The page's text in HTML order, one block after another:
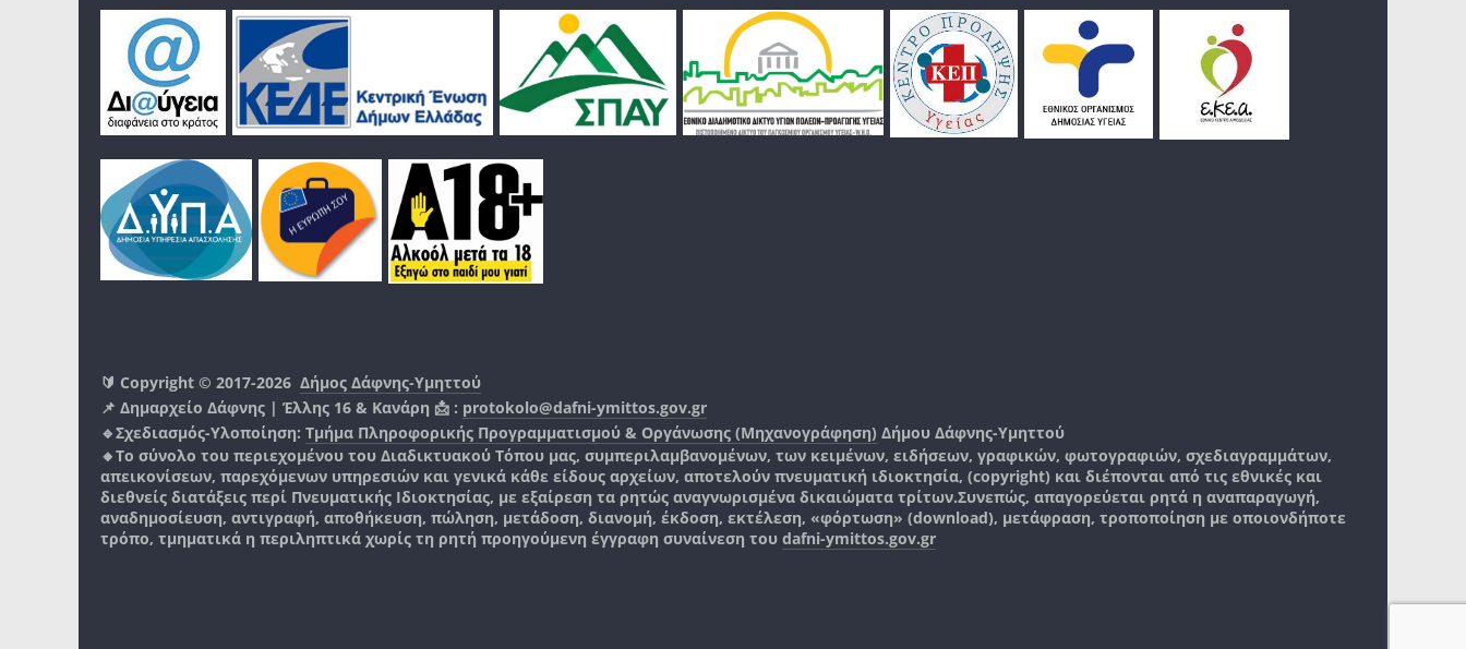
🔰 Copyright © 2017-2026 Δήμος Δάφνης-Υμηττού
📌 Δημαρχείο Δάφνης | Έλλης 16 & Κανάρη 📩 : protokolo@dafni-ymittos.gov.gr
🔹Σχεδιασμός-Υλοποίηση: Τμήμα Πληροφορικής Προγραμματισμού & Οργάνωσης (Μηχανογράφηση) Δήμου Δάφνης-Υμηττού
🔸Το σύνολο του περιεχομένου του Διαδικτυακού Τόπου μας, συμπεριλαμβανομένων, των κειμένων, ειδήσεων, γραφικών, φωτογραφιών, σχεδιαγραμμάτων,
απεικονίσεων, παρεχόμενων υπηρεσιών και γενικά κάθε είδους αρχείων, αποτελούν πνευματική ιδιοκτησία, (copyright) και διέπονται από τις εθνικές και
διεθνείς διατάξεις περί Πνευματικής Ιδιοκτησίας, με εξαίρεση τα ρητώς αναγνωρισμένα δικαιώματα τρίτων.Συνεπώς, απαγορεύεται ρητά η αναπαραγωγή,
αναδημοσίευση, αντιγραφή, αποθήκευση, πώληση, μετάδοση, διανομή, έκδοση, εκτέλεση, «φόρτωση» (download), μετάφραση, τροποποίηση με οποιονδήποτε
τρόπο, τμηματικά η περιληπτικά χωρίς τη ρητή προηγούμενη έγγραφη συναίνεση του dafni-ymittos.gov.gr